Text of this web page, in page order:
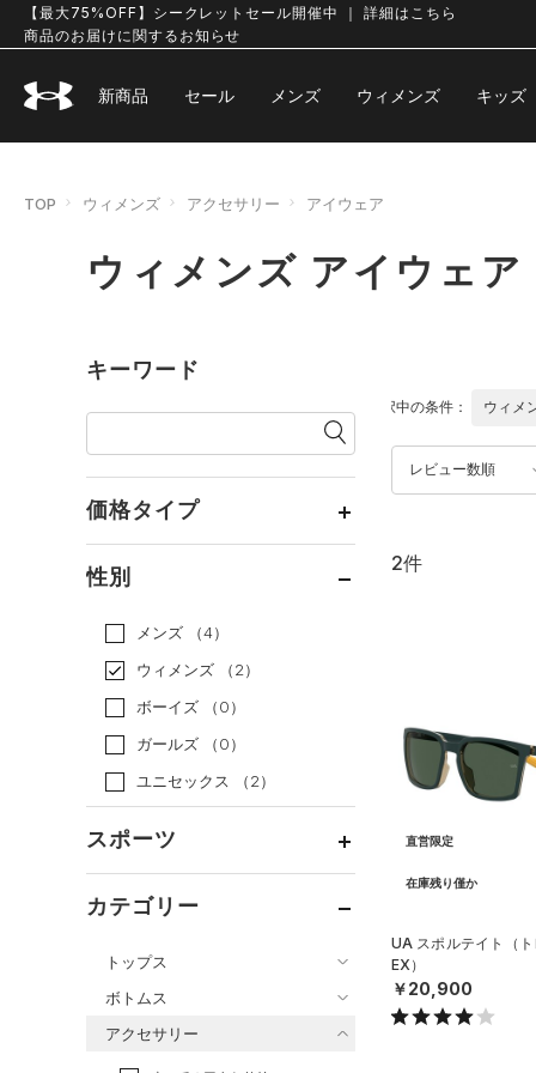
【最大75%OFF】シークレットセール開催中 ｜ 詳細はこちら
商品のお届けに関するお知らせ
新商品 セール メンズ ウィメンズ キッズ
TOP ウィメンズ アクセサリー アイウェア
ウィメンズ アイウェア
キーワード
価格タイプ
性別
メンズ
（4）
ウィメンズ
（2）
ボーイズ
（0）
ガールズ
（0）
ユニセックス
（2）
スポーツ
ベースボール
ゴルフ
トレーニング
ランニング
カテゴリー
トップス
すべてのトップス
ベースレイヤー
ボトムス
すべてのボトムス
アクセサリー
レビュー数順
選択中の条件： ウィメ
2件
直営限定
在庫残り僅か
UA スポルテイト（
EX）
￥20,900